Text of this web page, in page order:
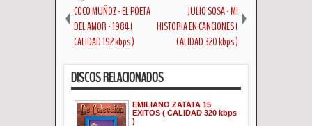
COCO MUÑOZ - EL POETA
DEL AMOR - 1984 (
CALIDAD 192 kbps )
JULIO SOSA - MI
HISTORIA EN CANCIONES (
CALIDAD 320 kbps )
DISCOS RELACIONADOS
EMILIANO ZATATA 15
EXITOS ( CALIDAD 320 kbps
)